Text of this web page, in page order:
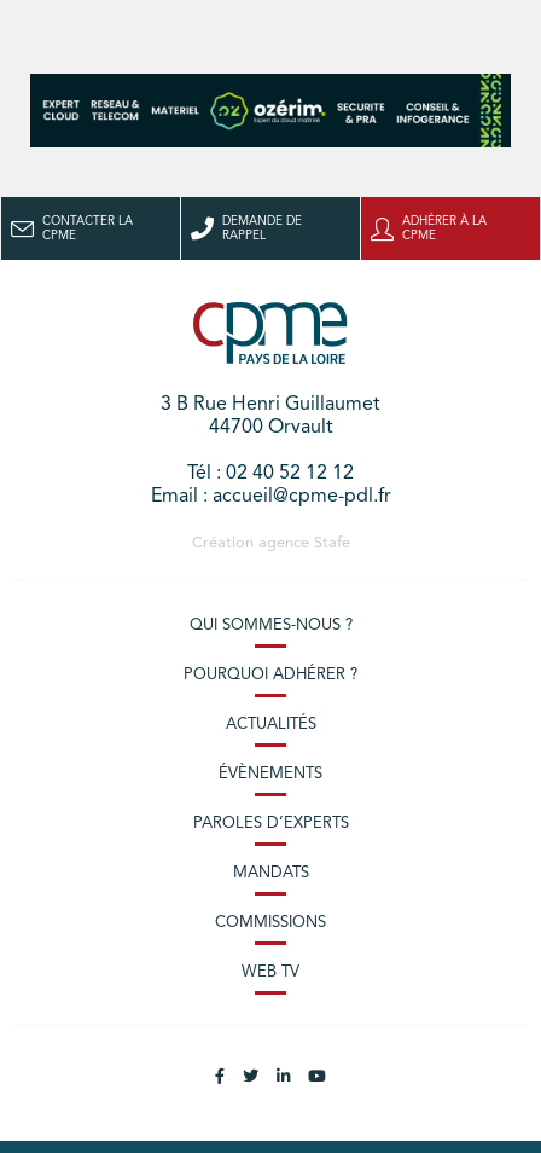
CONTACTER LA
CPME
DEMANDE DE
RAPPEL
ADHÉRER À LA
CPME
3 B Rue Henri Guillaumet
44700 Orvault
Tél : 02 40 52 12 12
Email : accueil@cpme-pdl.fr
Création agence Stafe
QUI SOMMES-NOUS ?
POURQUOI ADHÉRER ?
ACTUALITÉS
ÉVÈNEMENTS
PAROLES D’EXPERTS
MANDATS
COMMISSIONS
WEB TV